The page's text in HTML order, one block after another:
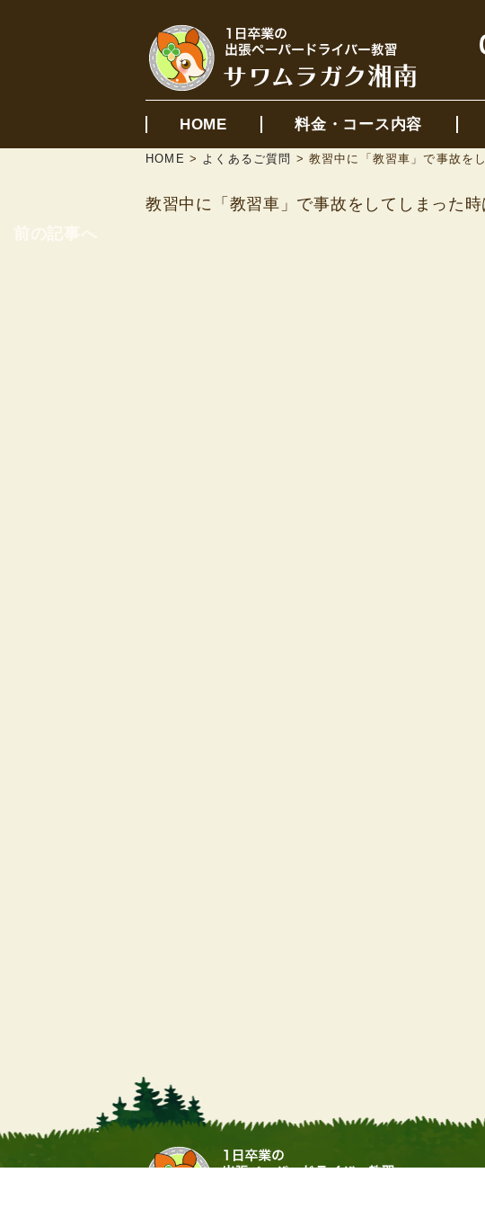
HOME 料金・コース内容
HOME > よくあるご質問 > 教習中に「教習車」で事故を
教習中に「教習車」で事故をしてしまった時